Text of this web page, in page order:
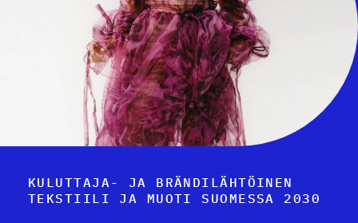
KULUTTAJA- JA BRÄNDILÄHTÖINEN
TEKSTIILI JA MUOTI SUOMESSA 2030